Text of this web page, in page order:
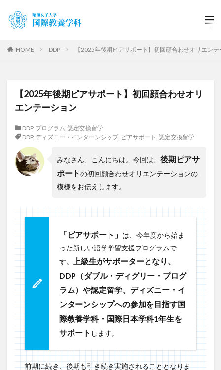
HOME DDP 【2025年後期ピアサポート】初回顔合わせオリエン
【2025年後期ピアサポート】初回顔合わせオリ
エンテーション
DDP, プログラム, 認定交換留学
DDP, ディズニー・インターンシップ, ピアサポート , 認定交換留学
みなさん、こんにちは。 今回は、 後期ピアサ
ポートの初回顔合わせオリエンテーションの
模様をお伝えします。
「ピアサポート」 は、今年度から始ま
った新しい語学学習支援プログラムで
す。
上級生がサポーターとなり、
DDP（ダブル・ディグリー・プログ
ラム）や認定留学、ディズニー・イ
ンターンシップへの参加を目指す国
際教養学科・国際日本学科1年生を
サポート します。
前期に続き、後期も引き続き実施されることとなりま